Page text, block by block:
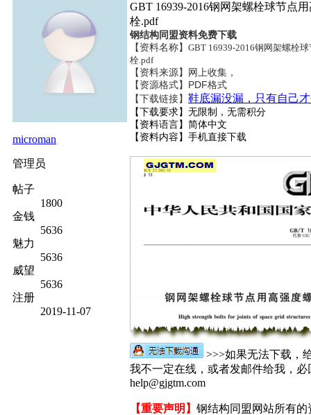
microman
管理员
帖子
1800
金钱
5636
魅力
5636
威望
5636
注册
2019-11-07
GBT 16939-2016钢网架螺栓球节点
栓.pdf
钢结构同盟资料免费下载
【资料名称】 GBT 16939-2016钢网架螺栓
栓.pdf
【资料来源】网上收集，
【资源格式】PDF格式
【下载链接】 鞋底漏没漏，只有自己
【下载要求】无限制，无需积分
【资料语言】简体中文
【资料内容】 手机直接下载
>>>如果无法下载，
我不一定在线，或者发邮件给我，必
help@gjgtm.com
【重要声明】 钢结构同盟网站所有的